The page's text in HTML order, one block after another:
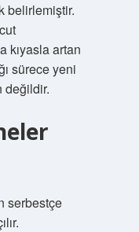
belirlemiştir.
kıyasla artan
sürece yeni
değildir.
serbestçe